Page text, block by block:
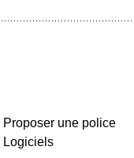
Proposer une police
Logiciels